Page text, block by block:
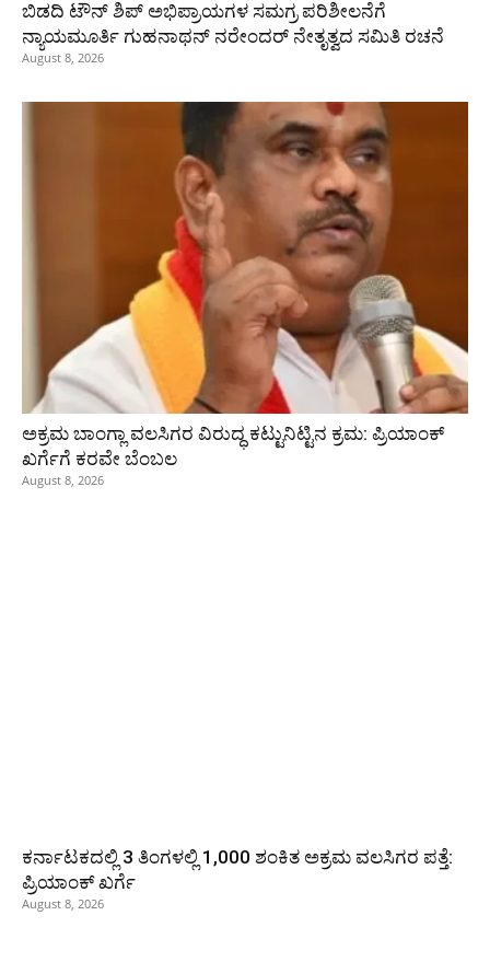
ಬಿಡದಿ ಟೌನ್ ಶಿಪ್ ಅಭಿಪ್ರಾಯಗಳ ಸಮಗ್ರ ಪರಿಶೀಲನೆಗೆ
ನ್ಯಾಯಮೂರ್ತಿ ಗುಹನಾಥನ್ ನರೇಂದರ್ ನೇತೃತ್ವದ ಸಮಿತಿ ರಚನೆ
August 8, 2026
ಅಕ್ರಮ ಬಾಂಗ್ಲಾ ವಲಸಿಗರ ವಿರುದ್ಧ ಕಟ್ಟುನಿಟ್ಟಿನ ಕ್ರಮ: ಪ್ರಿಯಾಂಕ್
ಖರ್ಗೆಗೆ ಕರವೇ ಬೆಂಬಲ
August 8, 2026
ಕರ್ನಾಟಕದಲ್ಲಿ 3 ತಿಂಗಳಲ್ಲಿ 1,000 ಶಂಕಿತ ಅಕ್ರಮ ವಲಸಿಗರ ಪತ್ತೆ:
ಪ್ರಿಯಾಂಕ್‌ ಖರ್ಗೆ
August 8, 2026